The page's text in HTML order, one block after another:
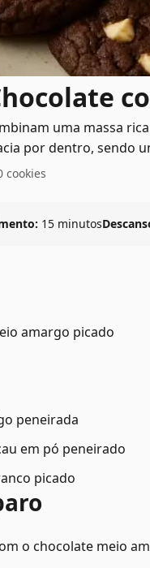
uma massa
por dentro, sendo
cookies
15 minutos
amargo picado
peneirada
em pó peneirado
picado
o chocolate meio